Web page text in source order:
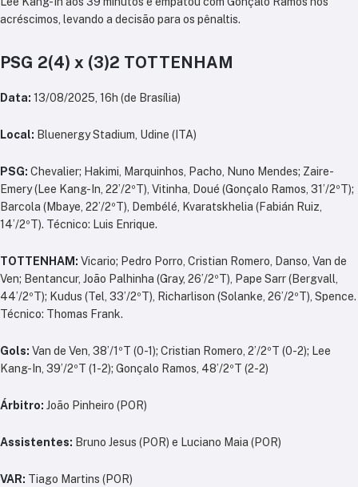
acréscimos, levando a decisão para os pênaltis.
PSG 2(4) x (3)2 TOTTENHAM
Data: 13/08/2025, 16h (de Brasília)
Local: Bluenergy Stadium, Udine (ITA)
PSG: Chevalier; Hakimi, Marquinhos, Pacho, Nuno Mendes; Zaire-
Emery (Lee Kang-In, 22’/2ºT), Vitinha, Doué (Gonçalo Ramos, 31’/2ºT);
Barcola (Mbaye, 22’/2ºT), Dembélé, Kvaratskhelia (Fabián Ruiz,
14’/2ºT). Técnico: Luis Enrique.
TOTTENHAM: Vicario; Pedro Porro, Cristian Romero, Danso, Van de
Ven; Bentancur, João Palhinha (Gray, 26’/2ºT), Pape Sarr (Bergvall,
44’/2ºT); Kudus (Tel, 33’/2ºT), Richarlison (Solanke, 26’/2ºT), Spence.
Técnico: Thomas Frank.
Gols: Van de Ven, 38’/1ºT (0-1); Cristian Romero, 2’/2ºT (0-2); Lee
Kang-In, 39’/2ºT (1-2); Gonçalo Ramos, 48’/2ºT (2-2)
Árbitro: João Pinheiro (POR)
Assistentes: Bruno Jesus (POR) e Luciano Maia (POR)
VAR: Tiago Martins (POR)